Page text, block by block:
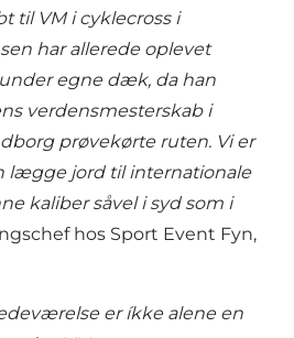
til VM i cyklecross i
har allerede oplevet
egne dæk, da han
verdensmesterskab i
prøvekørte ruten. Vi er
lægge jord til internationale
kaliber såvel i syd som i
hos Sport Event Fyn,
er íkke alene en